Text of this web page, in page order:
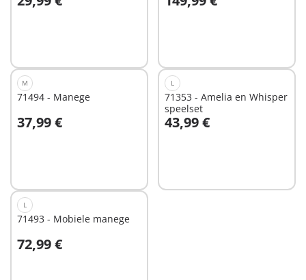
In winkelwagen
M
71494 - Manege
37,99 €
L
71353 - Amelia en Whisper
speelset
43,99 €
L
71493 - Mobiele manege
72,99 €